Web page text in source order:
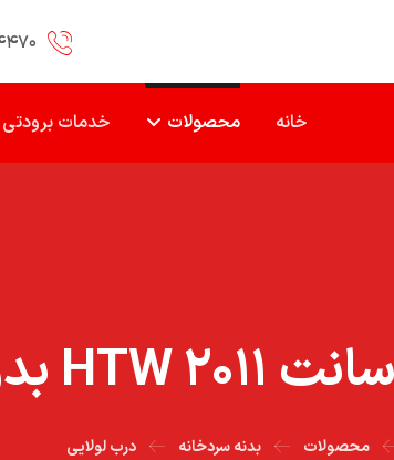
خانه محصولات خدمات برودتی
محصولات بدنه سردخانه درب لولایی